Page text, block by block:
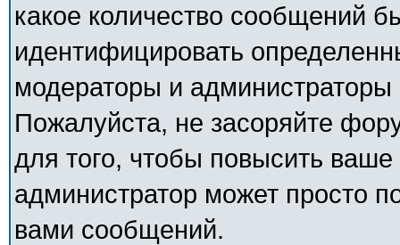
какое количество сообщений
идентифицировать
модераторы и
Пожалуйста, не засоряйте
для того, чтобы повысить
администратор может просто
вами сообщений.